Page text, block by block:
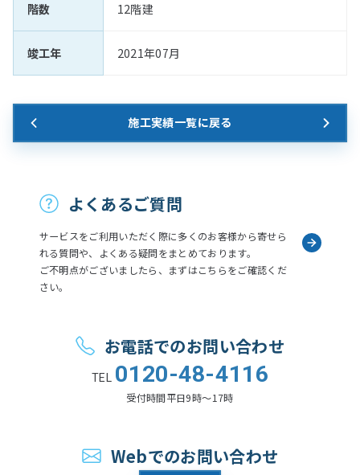
階数 12階建
竣工年 2021年07月
施工実績一覧に戻る
よくあるご質問
サービスをご利用いただく際に多くのお客様から寄せら
れる質問や、よくある疑問をまとめております。
ご不明点がございましたら、まずはこちらをご確認くだ
さい。
お電話でのお問い合わせ
TEL 0120-48-4116
受付時間平日9時〜17時
Webでのお問い合わせ